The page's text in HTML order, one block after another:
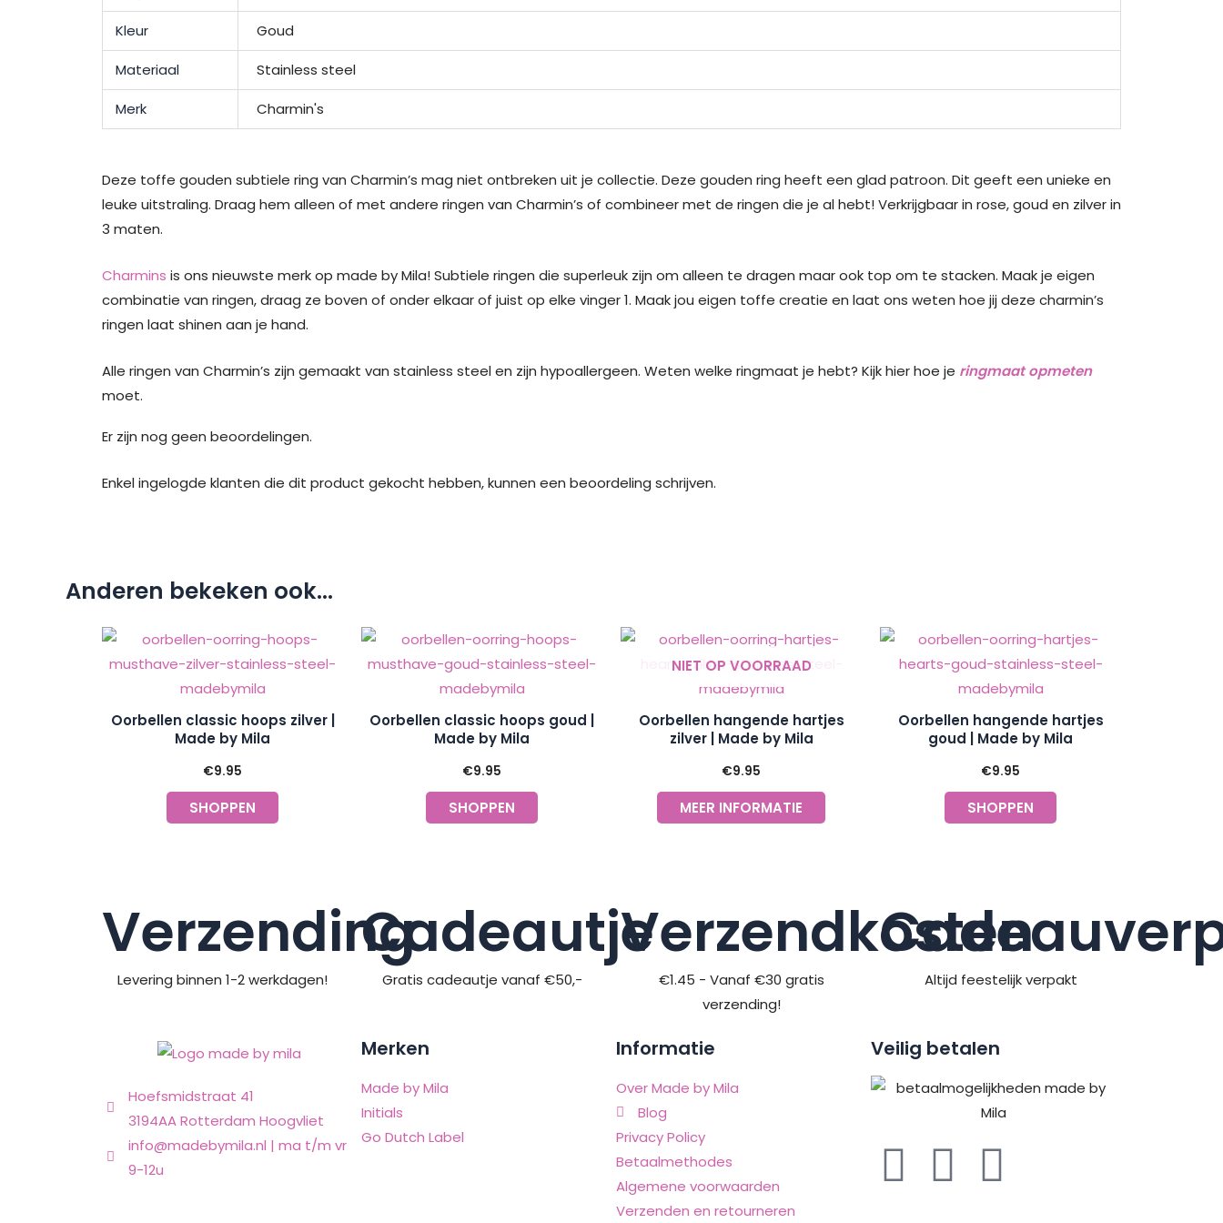
Kleur Goud
Materiaal Stainless steel
Merk Charmin's
Deze toffe gouden subtiele ring van Charmin’s mag niet ontbreken uit je collectie. Deze gouden ring heeft een glad patroon. Dit geeft een unieke en
leuke uitstraling. Draag hem alleen of met andere ringen van Charmin’s of combineer met de ringen die je al hebt! Verkrijgbaar in rose, goud en zilver in
3 maten.
Charmins is ons nieuwste merk op made by Mila! Subtiele ringen die superleuk zijn om alleen te dragen maar ook top om te stacken. Maak je eigen
combinatie van ringen, draag ze boven of onder elkaar of juist op elke vinger 1. Maak jou eigen toffe creatie en laat ons weten hoe jij deze charmin’s
ringen laat shinen aan je hand.
Alle ringen van Charmin’s zijn gemaakt van stainless steel en zijn hypoallergeen. Weten welke ringmaat je hebt? Kijk hier hoe je ringmaat opmeten
moet.
Er zijn nog geen beoordelingen.
Enkel ingelogde klanten die dit product gekocht hebben, kunnen een beoordeling schrijven.
Anderen bekeken ook...
Oorbellen classic hoops zilver |
Made by Mila
€9.95
SHOPPEN
Oorbellen classic hoops goud |
Made by Mila
€9.95
SHOPPEN
NIET OP VOORRAAD
Oorbellen hangende hartjes
zilver | Made by Mila
€9.95
MEER INFORMATIE
Oorbellen hangende hartjes
goud | Made by Mila
€9.95
SHOPPEN
Verzending
Levering binnen 1-2 werkdagen!
Cadeautje
Gratis cadeautje vanaf €50,-
Verzendkosten
€1.45 - Vanaf €30 gratis
verzending!
Altijd feestelijk verpakt
Hoefsmidstraat 41
3194AA Rotterdam Hoogvliet
info@madebymila.nl | ma t/m vr
9-12u
Merken
Made by Mila
Initials
Go Dutch Label
Informatie
Over Made by Mila
Blog
Privacy Policy
Betaalmethodes
Algemene voorwaarden
Verzenden en retourneren
Veilig betalen
F P I